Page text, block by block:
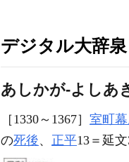
デジタル大辞泉
あしかが‐よしあ
［1330～1367］ 室町
の死後、 正平13＝延